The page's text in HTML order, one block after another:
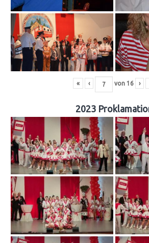
« ‹ von 16 ›
2023